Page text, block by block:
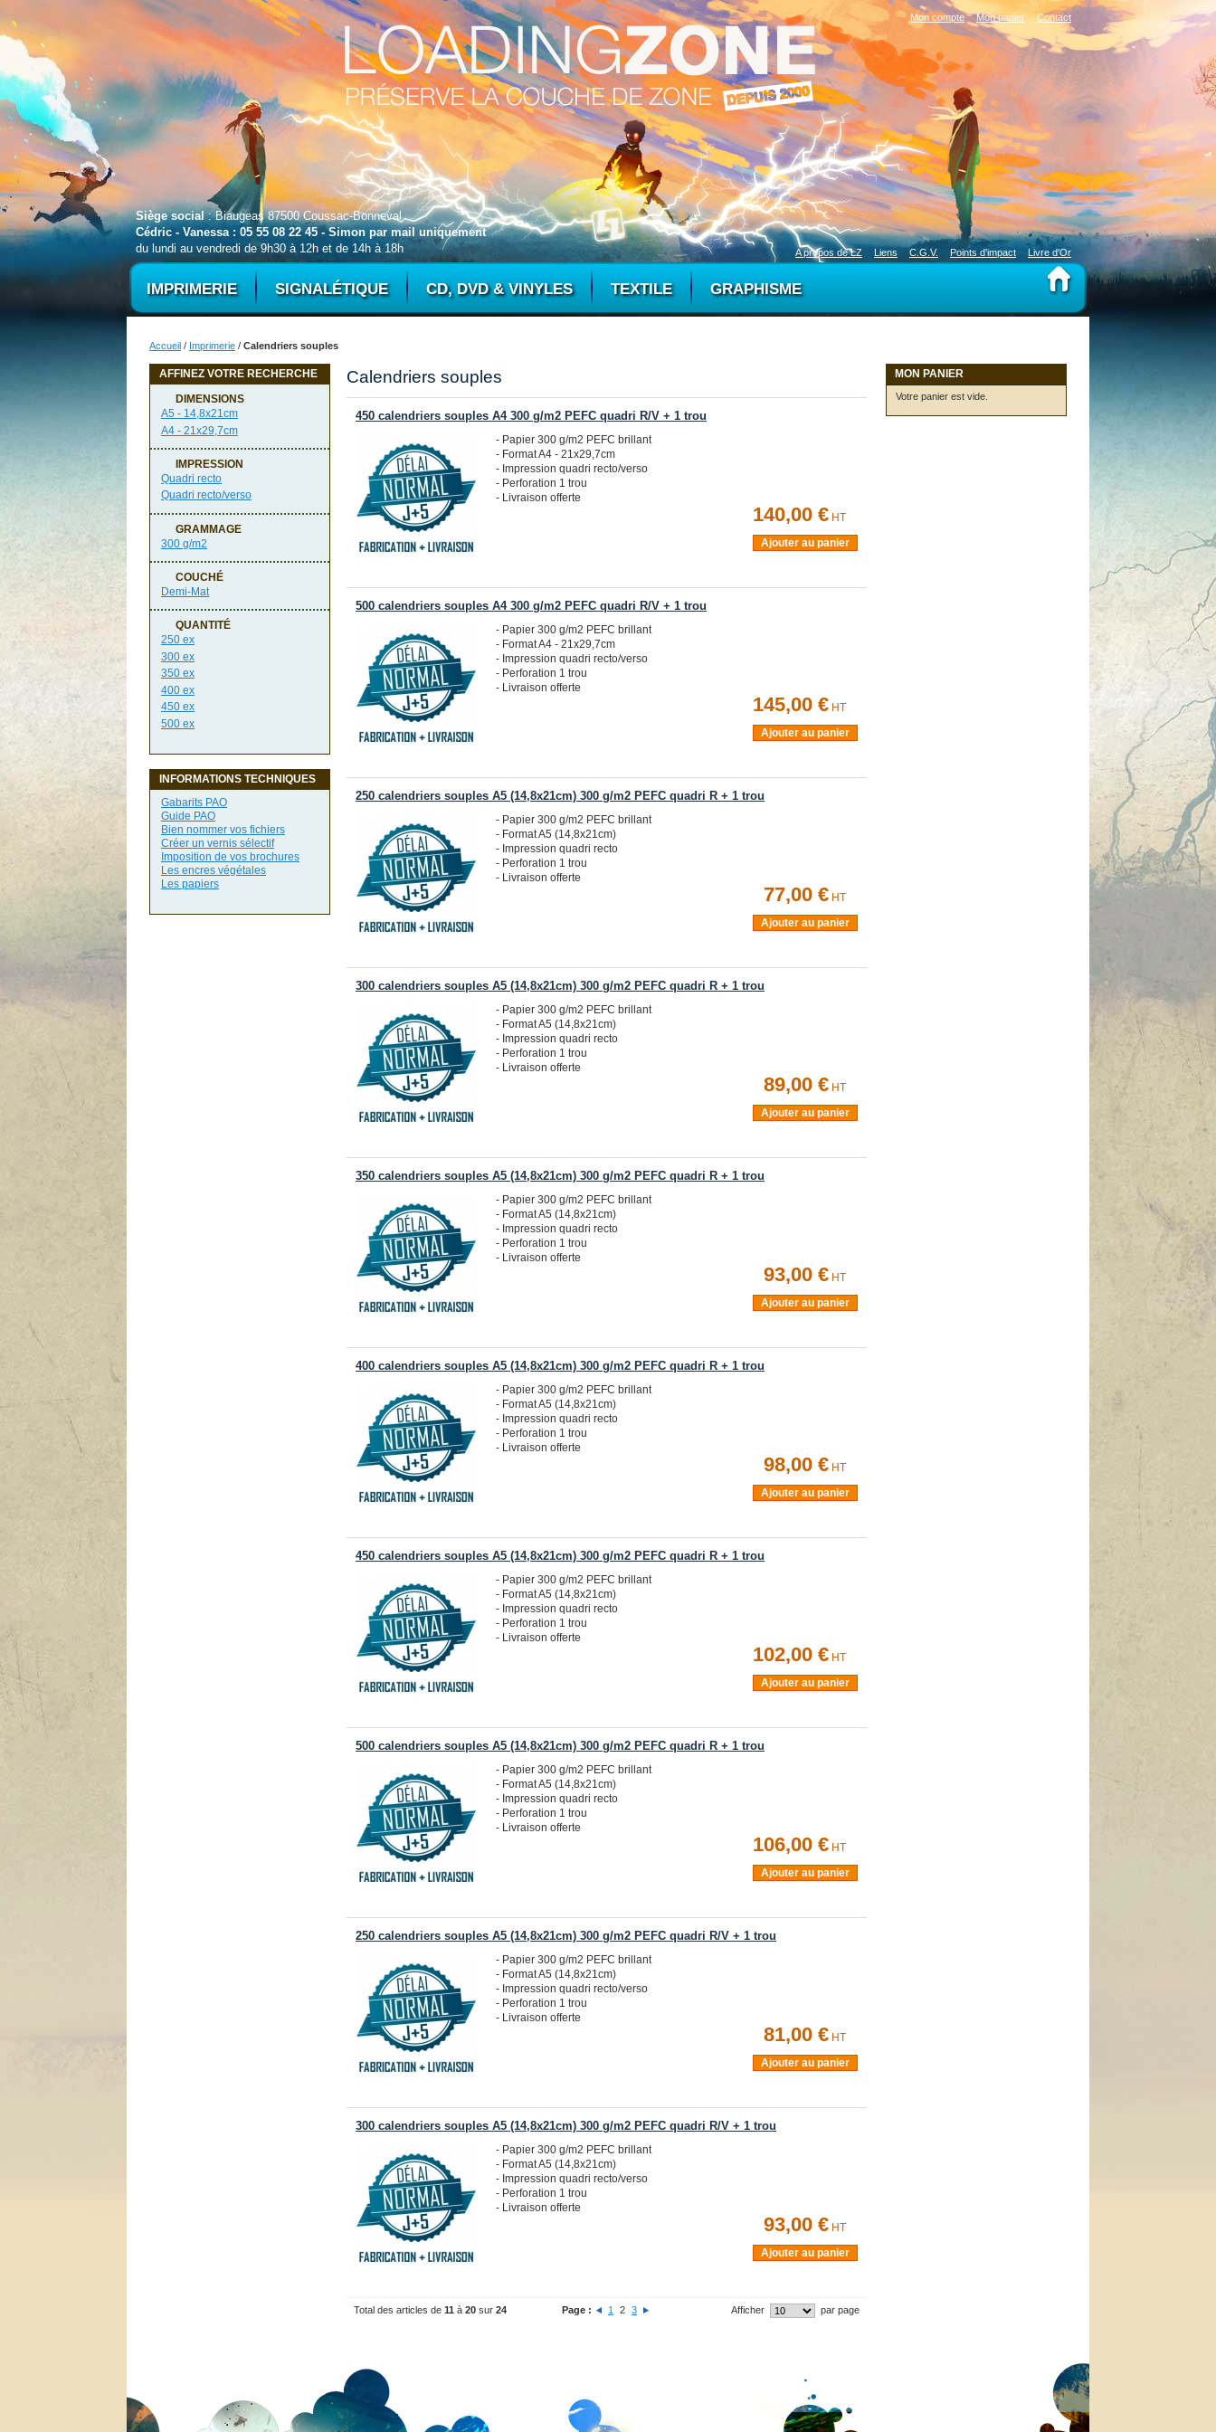
Mon compte Mon panier Contact
Siège social: Biaugeas 87500 Coussac-Bonneval
Cédric - Vanessa : 05 55 08 22 45 - Simon par mail uniquement
du lundi au vendredi de 9h30 à 12h et de 14h à 18h
A propos de LZ Liens C.G.V. Points d'impact Livre d'Or
IMPRIMERIE SIGNALÉTIQUE CD, DVD & VINYLES TEXTILE GRAPHISME
Accueil / Imprimerie / Calendriers souples
AFFINEZ VOTRE RECHERCHE
DIMENSIONS
A5 - 14,8x21cm
A4 - 21x29,7cm
IMPRESSION
Quadri recto
Quadri recto/verso
GRAMMAGE
300 g/m2
COUCHÉ
Demi-Mat
QUANTITÉ
250 ex
300 ex
350 ex
400 ex
450 ex
500 ex
INFORMATIONS TECHNIQUES
Gabarits PAO
Guide PAO
Bien nommer vos fichiers
Créer un vernis sélectif
Imposition de vos brochures
Les encres végétales
Les papiers
Calendriers souples
450 calendriers souples A4 300 g/m2 PEFC quadri R/V + 1 trou
- Papier 300 g/m2 PEFC brillant
- Format A4 - 21x29,7cm
- Impression quadri recto/verso
- Perforation 1 trou
- Livraison offerte
140,00 € HT
Ajouter au panier
500 calendriers souples A4 300 g/m2 PEFC quadri R/V + 1 trou
- Papier 300 g/m2 PEFC brillant
- Format A4 - 21x29,7cm
- Impression quadri recto/verso
- Perforation 1 trou
- Livraison offerte
145,00 € HT
Ajouter au panier
250 calendriers souples A5 (14,8x21cm) 300 g/m2 PEFC quadri R + 1 trou
- Papier 300 g/m2 PEFC brillant
- Format A5 (14,8x21cm)
- Impression quadri recto
- Perforation 1 trou
- Livraison offerte
77,00 € HT
Ajouter au panier
300 calendriers souples A5 (14,8x21cm) 300 g/m2 PEFC quadri R + 1 trou
- Papier 300 g/m2 PEFC brillant
- Format A5 (14,8x21cm)
- Impression quadri recto
- Perforation 1 trou
- Livraison offerte
89,00 € HT
Ajouter au panier
350 calendriers souples A5 (14,8x21cm) 300 g/m2 PEFC quadri R + 1 trou
- Papier 300 g/m2 PEFC brillant
- Format A5 (14,8x21cm)
- Impression quadri recto
- Perforation 1 trou
- Livraison offerte
93,00 € HT
Ajouter au panier
400 calendriers souples A5 (14,8x21cm) 300 g/m2 PEFC quadri R + 1 trou
- Papier 300 g/m2 PEFC brillant
- Format A5 (14,8x21cm)
- Impression quadri recto
- Perforation 1 trou
- Livraison offerte
98,00 € HT
Ajouter au panier
450 calendriers souples A5 (14,8x21cm) 300 g/m2 PEFC quadri R + 1 trou
- Papier 300 g/m2 PEFC brillant
- Format A5 (14,8x21cm)
- Impression quadri recto
- Perforation 1 trou
- Livraison offerte
102,00 € HT
Ajouter au panier
500 calendriers souples A5 (14,8x21cm) 300 g/m2 PEFC quadri R + 1 trou
- Papier 300 g/m2 PEFC brillant
- Format A5 (14,8x21cm)
- Impression quadri recto
- Perforation 1 trou
- Livraison offerte
106,00 € HT
Ajouter au panier
250 calendriers souples A5 (14,8x21cm) 300 g/m2 PEFC quadri R/V + 1 trou
- Papier 300 g/m2 PEFC brillant
- Format A5 (14,8x21cm)
- Impression quadri recto/verso
- Perforation 1 trou
- Livraison offerte
81,00 € HT
Ajouter au panier
300 calendriers souples A5 (14,8x21cm) 300 g/m2 PEFC quadri R/V + 1 trou
- Papier 300 g/m2 PEFC brillant
- Format A5 (14,8x21cm)
- Impression quadri recto/verso
- Perforation 1 trou
- Livraison offerte
93,00 € HT
Ajouter au panier
Total des articles de 11 à 20 sur 24 Page : 1 2 3 Afficher par page
MON PANIER
Votre panier est vide.